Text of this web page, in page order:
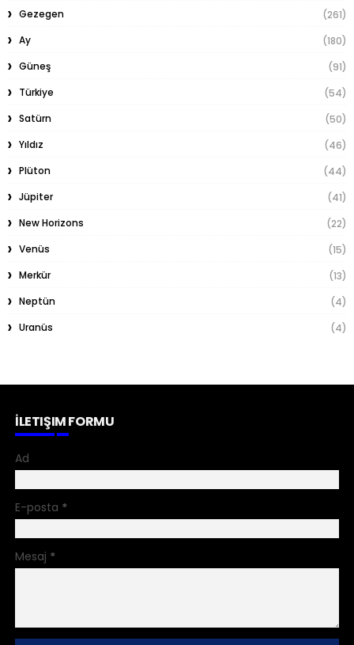
Gezegen
(261)
Ay
(180)
Güneş
(91)
Türkiye
(54)
Satürn
(50)
Yıldız
(46)
Plüton
(44)
Jüpiter
(41)
New Horizons
(22)
Venüs
(15)
Merkür
(13)
Neptün
(4)
Uranüs
(4)
İLETIŞIM FORMU
Ad
E-posta *
Mesaj *